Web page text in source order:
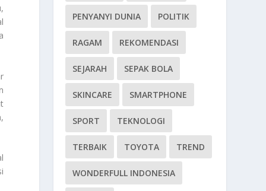
PENYANYI DUNIA POLITIK
RAGAM REKOMENDASI
SEJARAH SEPAK BOLA
SKINCARE SMARTPHONE
SPORT TEKNOLOGI
TERBAIK TOYOTA TREND
WONDERFULL INDONESIA